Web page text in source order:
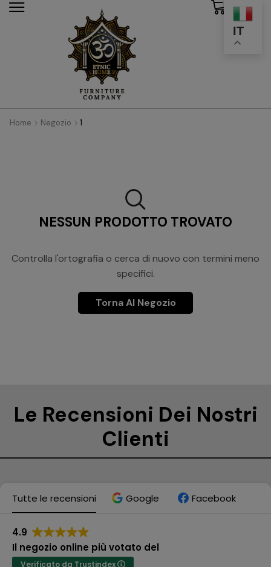
IT
Home Negozio 1
NESSUN PRODOTTO TROVATO
Controlla l'ortografia o cerca di nuovo con termini meno
specifici.
Torna Al Negozio
Le Recensioni Dei Nostri
Clienti
Tutte le recensioni Google Facebook
4.9
Il negozio online più votato del
Verificato da Trustindex